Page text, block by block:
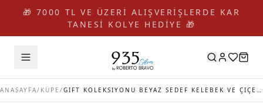
🎁 7000 TL VE ÜZERİ ALIŞVERİŞLERDE KAR
TANESİ KOLYE HEDİYE 🎁
ANASAYFA/ KÜPE / GIFT KOLEKSIYONU BEYAZ SEDEF KELEBEK VE ÇIÇEK FIGÜRLÜ 3"LÜ GÜMÜŞ KÜPE SETI